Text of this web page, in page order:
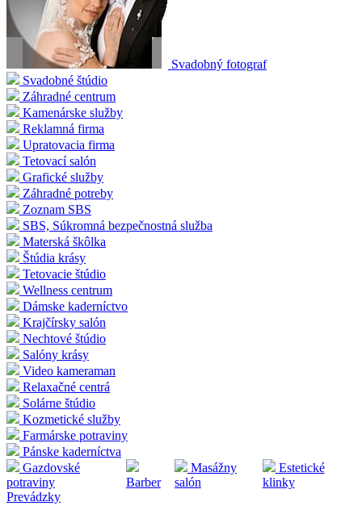
Svadobný fotograf
Svadobné štúdio
Záhradné centrum
Kamenárske služby
Reklamná firma
Upratovacia firma
Tetovací salón
Grafické služby
Záhradné potreby
Zoznam SBS
SBS, Súkromná bezpečnostná služba
Materská škôlka
Štúdia krásy
Tetovacie štúdio
Wellness centrum
Dámske kaderníctvo
Krajčírsky salón
Nechtové štúdio
Salóny krásy
Video kameraman
Relaxačné centrá
Solárne štúdio
Kozmetické služby
Farmárske potraviny
Pánske kaderníctva
Gazdovské
potraviny
Barber
Masážny
salón
Estetické
klinky
Prevádzky